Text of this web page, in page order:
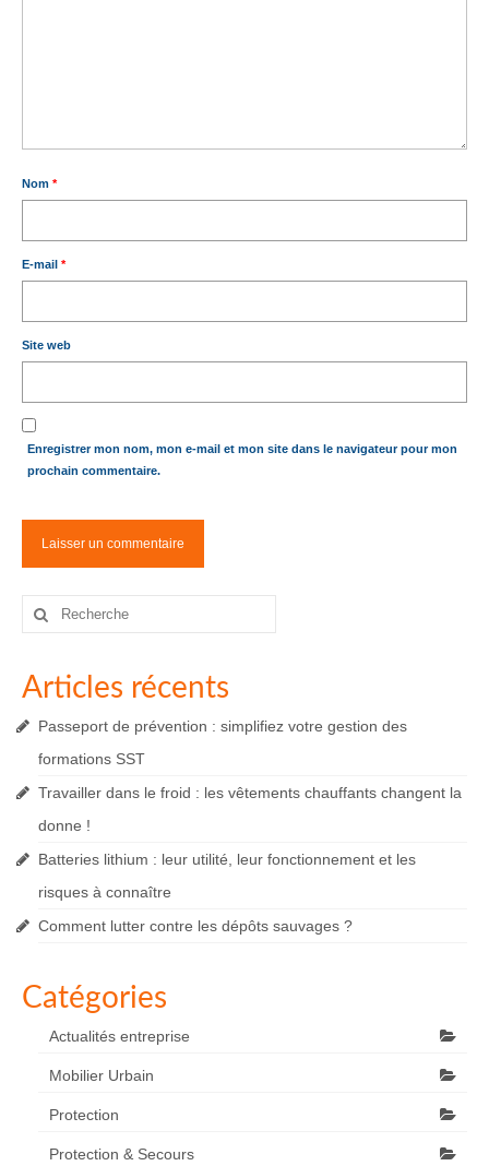
Nom *
E-mail *
Site web
Enregistrer mon nom, mon e-mail et mon site dans le navigateur pour mon
prochain commentaire.
Rechercher
Articles récents
Passeport de prévention : simplifiez votre gestion des
formations SST
Travailler dans le froid : les vêtements chauffants changent la
donne !
Batteries lithium : leur utilité, leur fonctionnement et les
risques à connaître
Comment lutter contre les dépôts sauvages ?
Catégories
Actualités entreprise
Mobilier Urbain
Protection
Protection & Secours